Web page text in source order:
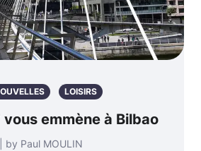
LOISIRS
vous emmène à Bilbao
by Paul MOULIN